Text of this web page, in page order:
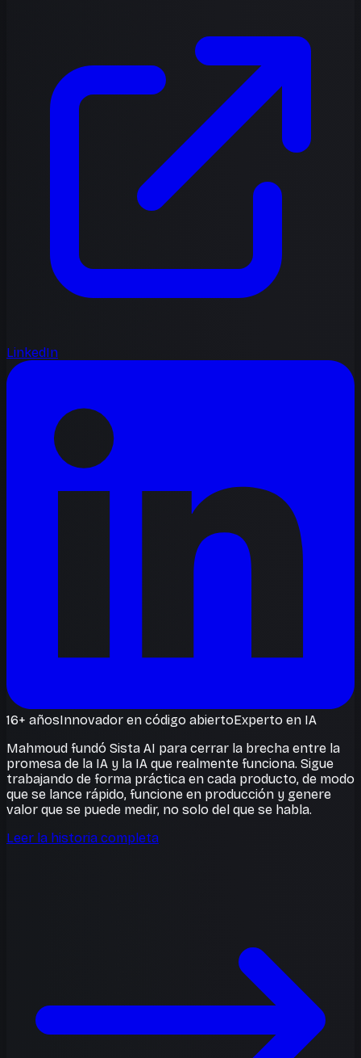
LinkedIn
16+ añosInnovador en código abiertoExperto en IA
Mahmoud fundó Sista AI para cerrar la brecha entre la
promesa de la IA y la IA que realmente funciona. Sigue
trabajando de forma práctica en cada producto, de modo
que se lance rápido, funcione en producción y genere
valor que se puede medir, no solo del que se habla.
Leer la historia completa